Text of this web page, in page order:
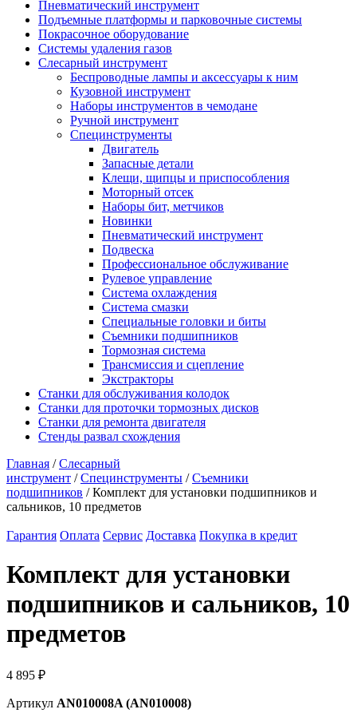
Пневматический инструмент
Подъемные платформы и парковочные системы
Покрасочное оборудование
Системы удаления газов
Слесарный инструмент
Беспроводные лампы и аксессуары к ним
Кузовной инструмент
Наборы инструментов в чемодане
Ручной инструмент
Специнструменты
Двигатель
Запасные детали
Клещи, щипцы и приспособления
Моторный отсек
Наборы бит, метчиков
Новинки
Пневматический инструмент
Подвеска
Профессиональное обслуживание
Рулевое управление
Система охлаждения
Система смазки
Специальные головки и биты
Съемники подшипников
Тормозная система
Трансмиссия и сцепление
Экстракторы
Станки для обслуживания колодок
Станки для проточки тормозных дисков
Станки для ремонта двигателя
Стенды развал схождения
Главная /Слесарный
инструмент /Специнструменты /Съемники
подшипников / Комплект для установки подшипников и
сальников, 10 предметов
Гарантия Оплата Сервис Доставка Покупка в кредит
Комплект для установки
подшипников и сальников, 10
предметов
4 895 ₽
Артикул AN010008A (AN010008)